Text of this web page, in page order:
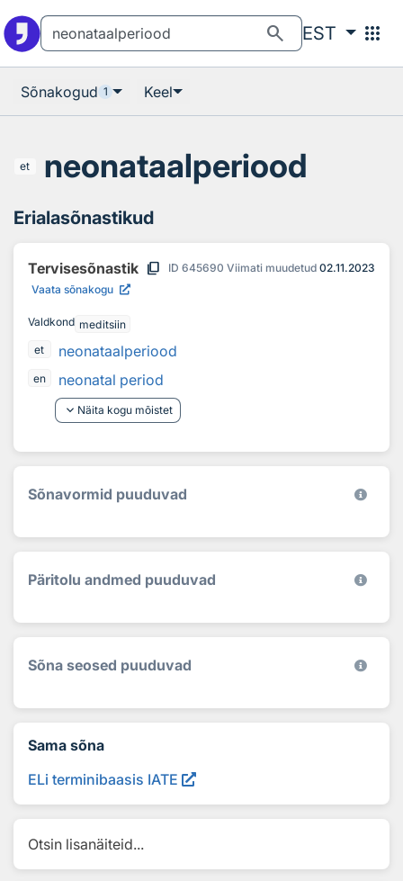
search EST apps
Sõnakogud 1 Keel
et neonataalperiood
Erialasõnastikud
Tervisesõnastik content_copy ID 645690 Viimati muudetud 02.11.2023
Vaata sõnakogu
Valdkond meditsiin
et
neonataalperiood
en
neonatal period
keyboard_arrow_down Näita kogu mõistet
Sõnavormid puuduvad
Päritolu andmed puuduvad
Sõna seosed puuduvad
Sama sõna
ELi terminibaasis IATE
Otsin lisanäiteid...